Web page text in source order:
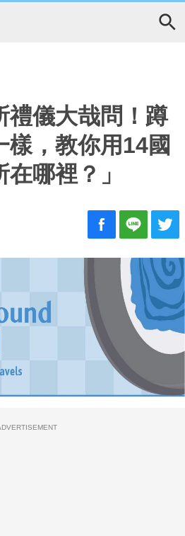
禮儀大哉問！蹲
樣，教你用14國
哪裡？」